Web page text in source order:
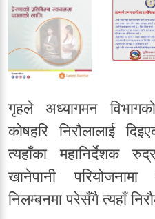
गृहले अध्यागमन विभागको
कोषहरि निरौलालाई
त्यहाँका महानिर्देशक
खानेपानी
निलम्बनमा परेसँगै त्यहाँ